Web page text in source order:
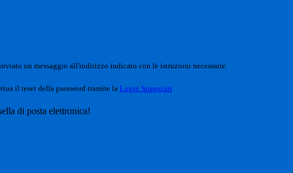
un messaggio all'indirizzo indicato con le istruzioni necessarie.
il reset della password tramite la Login Spaggiari
di posta elettronica!